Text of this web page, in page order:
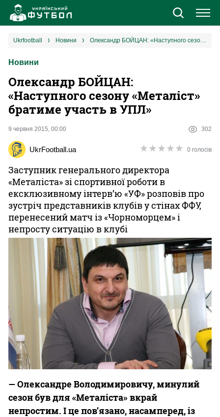
Новини
Єврокубки
УПЛ
Різне
Букмекери
Казино
ukrfootball новини Олександр БОЙЦАН: «Наступного сезону «Металіст» братиме участь в УПЛ»
Новини
Олександр БОЙЦАН:
«Наступного сезону «Металіст»
братиме участь в УПЛ»
9 червня 2015, 00:00 302
UkrFootball.ua ★★★★★
★★★★★ 0 голосів
Заступник генерального директора
«Металіста» зі спортивної роботи в
ексклюзивному інтерв’ю «УФ» розповів про
зустріч представників клубів у стінах ФФУ,
перенесений матч із «Чорноморцем» і
непросту ситуацію в клубі
— Олександре Володимировичу, минулий
сезон був для «Металіста» вкрай
непростим. І це пов’язано, насамперед, із